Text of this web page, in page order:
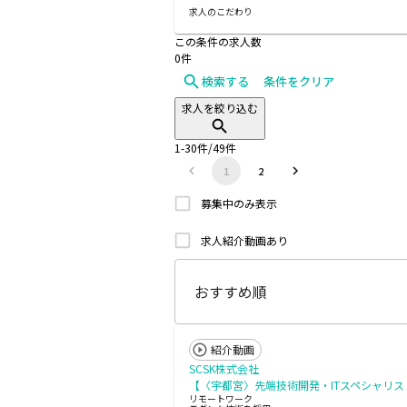
求人のこだわり
この条件の求人数
0件
検索する 条件をクリア
求人を絞り込む
1-30件/49件
1 2
募集中のみ表示
求人紹介動画あり
紹介動画
SCSK株式会社
【〈宇都宮〉先端技術開発・ITスペシャリ
リモートワーク